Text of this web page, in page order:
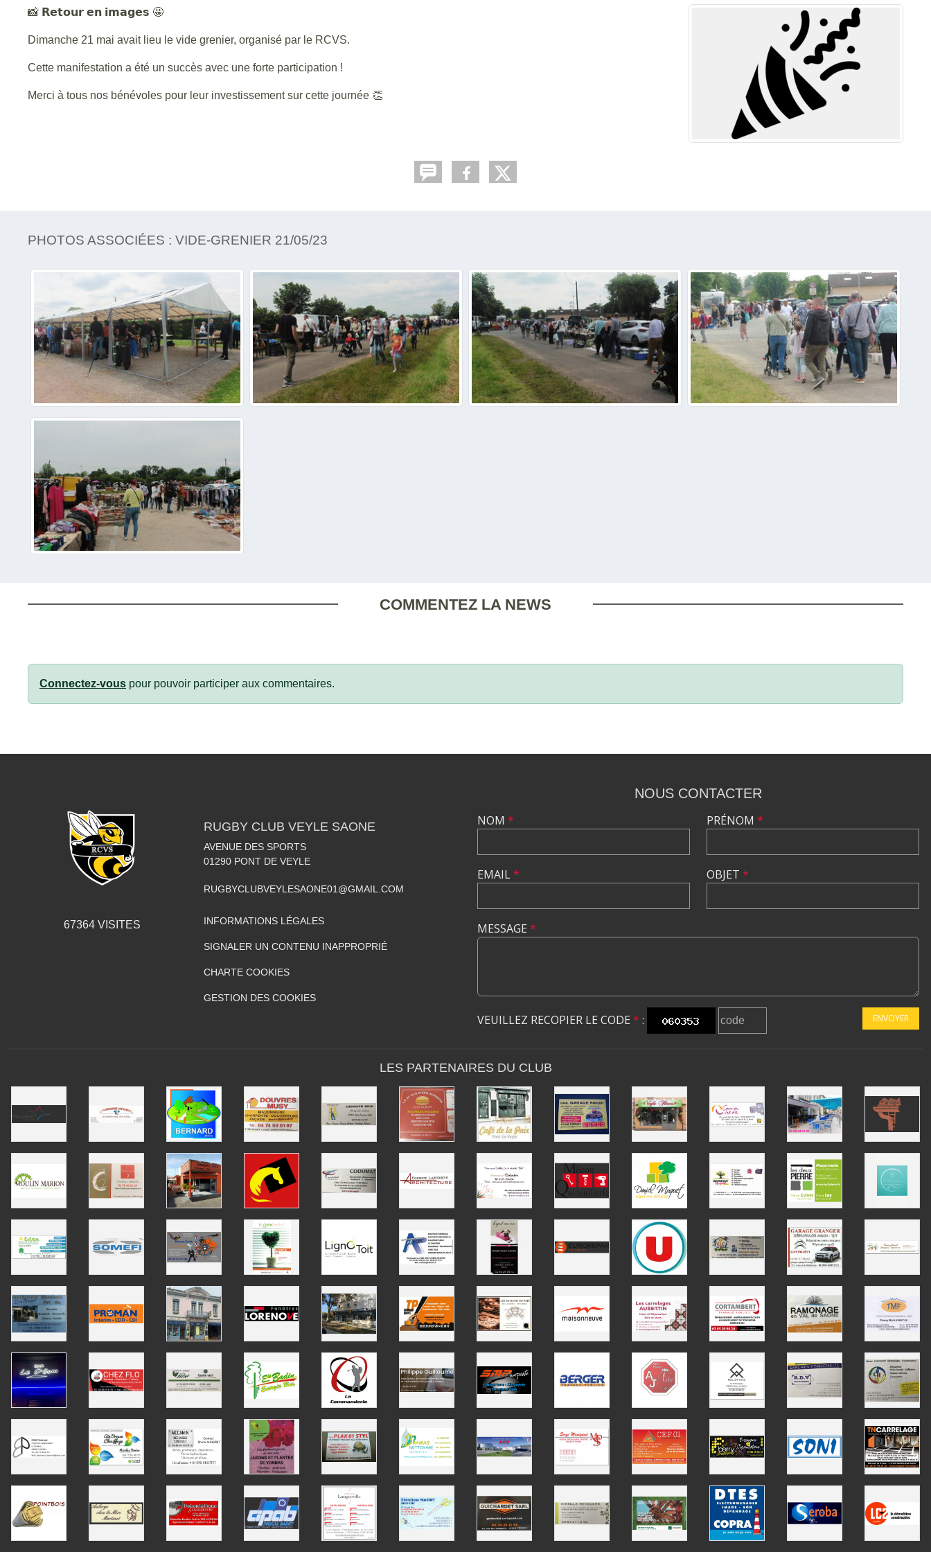
📸 𝗥𝗲𝘁𝗼𝘂𝗿 𝗲𝗻 𝗶𝗺𝗮𝗴𝗲𝘀 🤩
Dimanche 21 mai avait lieu le vide grenier, organisé par le RCVS.
Cette manifestation a été un succès avec une forte participation !
Merci à tous nos bénévoles pour leur investissement sur cette journée 👏
PHOTOS ASSOCIÉES : VIDE-GRENIER 21/05/23
COMMENTEZ LA NEWS
Connectez-vous pour pouvoir participer aux commentaires.
67364VISITES
RUGBY CLUB VEYLE SAONE
AVENUE DES SPORTS
01290 PONT DE VEYLE
RUGBYCLUBVEYLESAONE01@GMAIL.COM
INFORMATIONS LÉGALES
SIGNALER UN CONTENU INAPPROPRIÉ
CHARTE COOKIES
GESTION DES COOKIES
NOUS CONTACTER
NOM *
EMAIL*
PRÉNOM *
OBJET *
MESSAGE *
VEUILLEZ RECOPIER LE CODE * : ENVOYER
LES PARTENAIRES DU CLUB